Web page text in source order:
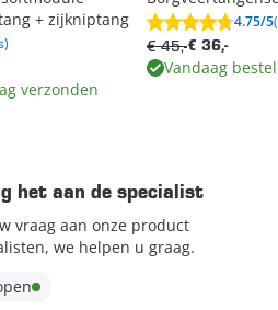
+ zijkniptang
verzonden
4.75/5
€ 36,-
€ 45,-
Vandaag
het aan de specialist
vraag aan onze product
we helpen u graag.